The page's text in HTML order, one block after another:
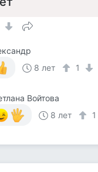
8 лет
1
Войтова
8 лет
1